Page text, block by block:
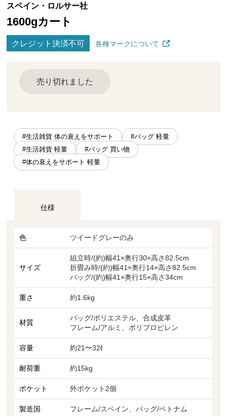
スペイン・ロルサー社
1600gカート
クレジット決済不可 各種マークについて
売り切れました
#生活雑貨 体の衰えをサポート
#バッグ 軽量
#生活雑貨 軽量
#バッグ 買い物
#体の衰えをサポート 軽量
仕様
色 ツイードグレーのみ
サイズ
組立時/(約)幅41×奥行30×高さ82.5cm
折畳み時/(約)幅41×奥行14×高さ82.5cm
バッグ/(約)幅41×奥行15×高さ34cm
重さ 約1.6kg
材質
バッグ/ポリエステル、合成皮革
フレーム/アルミ、ポリプロピレン
容量 約21〜32ℓ
耐荷重 約15kg
ポケット 外ポケット2個
製造国 フレーム/スペイン、バッグ/ベトナム